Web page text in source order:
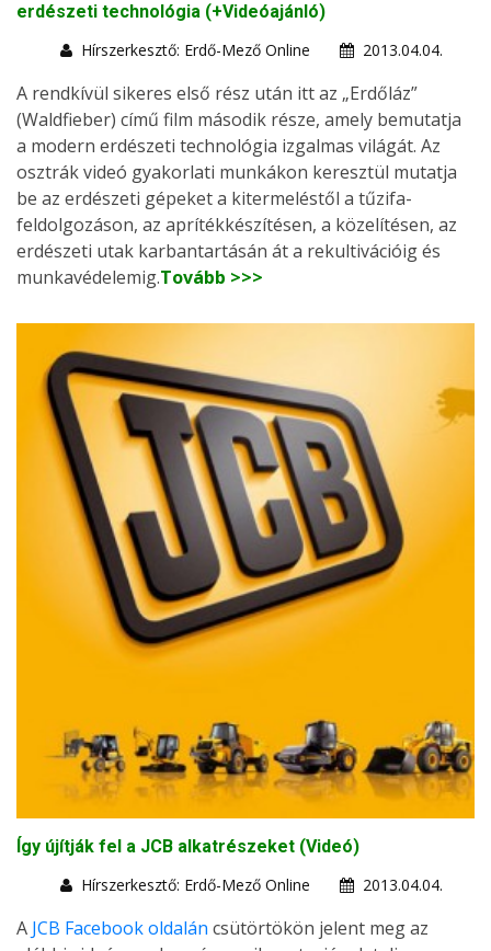
erdészeti technológia (+Videóajánló)
Hírszerkesztő: Erdő-Mező Online
2013.04.04.
A rendkívül sikeres első rész után itt az „Erdőláz”
(Waldfieber) című film második része, amely bemutatja
a modern erdészeti technológia izgalmas világát. Az
osztrák videó gyakorlati munkákon keresztül mutatja
be az erdészeti gépeket a kitermeléstől a tűzifa-
feldolgozáson, az aprítékkészítésen, a közelítésen, az
erdészeti utak karbantartásán át a rekultivációig és
munkavédelemig.Tovább >>>
Így újítják fel a JCB alkatrészeket (Videó)
Hírszerkesztő: Erdő-Mező Online
2013.04.04.
A JCB Facebook oldalán csütörtökön jelent meg az